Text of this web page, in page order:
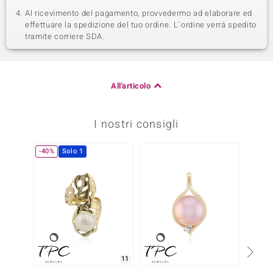
Al ricevimento del pagamento, provvedermo ad elaborare ed
effettuare la spedizione del tuo ordine. L´ordine verrá spedito
tramite corriere SDA.
All'articolo
I nostri consigli
-40% Solo 1
11